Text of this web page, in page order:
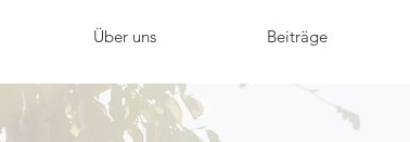
Über uns Beiträge